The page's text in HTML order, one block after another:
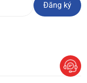
Đăng ký